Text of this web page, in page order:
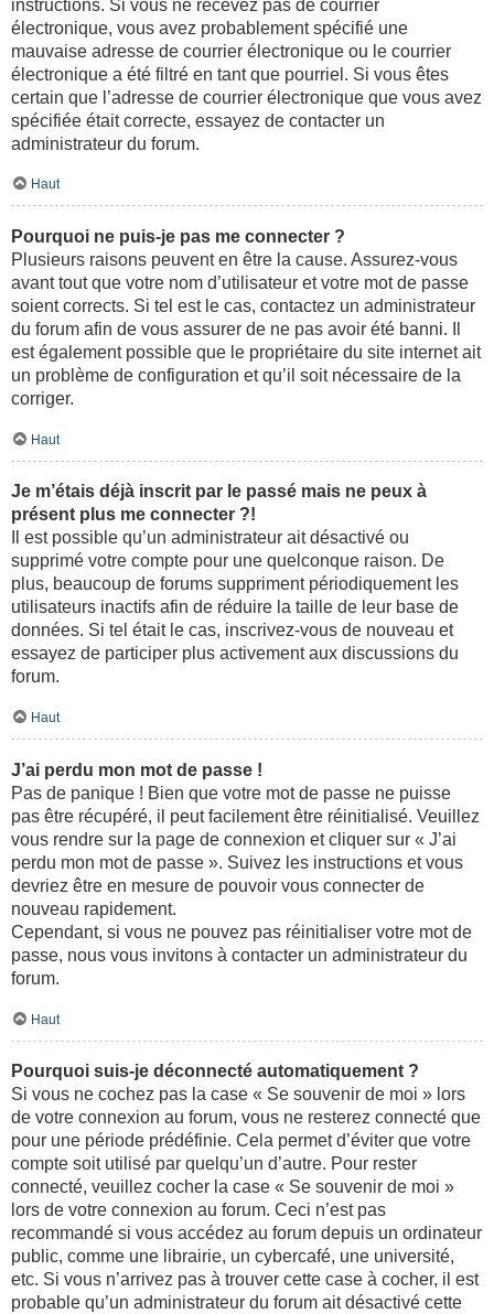
instructions. Si vous ne recevez pas de courrier
électronique, vous avez probablement spécifié une
mauvaise adresse de courrier électronique ou le courrier
électronique a été filtré en tant que pourriel. Si vous êtes
certain que l’adresse de courrier électronique que vous avez
spécifiée était correcte, essayez de contacter un
administrateur du forum.
Haut
Pourquoi ne puis-je pas me connecter ?
Plusieurs raisons peuvent en être la cause. Assurez-vous
avant tout que votre nom d’utilisateur et votre mot de passe
soient corrects. Si tel est le cas, contactez un administrateur
du forum afin de vous assurer de ne pas avoir été banni. Il
est également possible que le propriétaire du site internet ait
un problème de configuration et qu’il soit nécessaire de la
corriger.
Haut
Je m’étais déjà inscrit par le passé mais ne peux à
présent plus me connecter ?!
Il est possible qu’un administrateur ait désactivé ou
supprimé votre compte pour une quelconque raison. De
plus, beaucoup de forums suppriment périodiquement les
utilisateurs inactifs afin de réduire la taille de leur base de
données. Si tel était le cas, inscrivez-vous de nouveau et
essayez de participer plus activement aux discussions du
forum.
Haut
J’ai perdu mon mot de passe !
Pas de panique ! Bien que votre mot de passe ne puisse
pas être récupéré, il peut facilement être réinitialisé. Veuillez
vous rendre sur la page de connexion et cliquer sur « J’ai
perdu mon mot de passe ». Suivez les instructions et vous
devriez être en mesure de pouvoir vous connecter de
nouveau rapidement.
Cependant, si vous ne pouvez pas réinitialiser votre mot de
passe, nous vous invitons à contacter un administrateur du
forum.
Haut
Pourquoi suis-je déconnecté automatiquement ?
Si vous ne cochez pas la case « Se souvenir de moi » lors
de votre connexion au forum, vous ne resterez connecté que
pour une période prédéfinie. Cela permet d’éviter que votre
compte soit utilisé par quelqu’un d’autre. Pour rester
connecté, veuillez cocher la case « Se souvenir de moi »
lors de votre connexion au forum. Ceci n’est pas
recommandé si vous accédez au forum depuis un ordinateur
public, comme une librairie, un cybercafé, une université,
etc. Si vous n’arrivez pas à trouver cette case à cocher, il est
probable qu’un administrateur du forum ait désactivé cette